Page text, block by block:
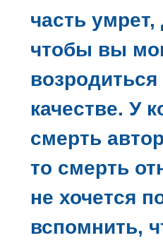
часть умрет,
чтобы вы
качестве. У
смерть
то смерть
не хочется
вспомнить,